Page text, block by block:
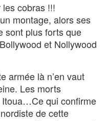
cobras !!!
montage, alors ses
sont plus forts que
et Nollywood
armée là n’en vaut
Les morts
Itoua…Ce qui confirme
de cette